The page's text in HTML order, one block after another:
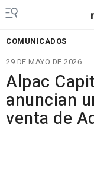
COMUNICADOS
29 DE MAYO DE 2026
Alpac
anuncian
venta de